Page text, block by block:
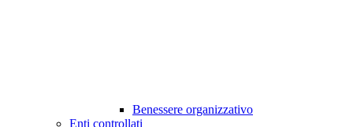
Benessere organizzativo
Enti controllati